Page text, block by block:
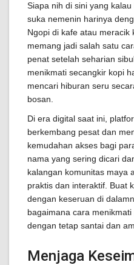
Siapa nih di sini yang
suka nemenin harinya
Ngopi di kafe atau meracik
memang jadi salah satu
penat setelah seharian
menikmati secangkir kopi
mencari hiburan seru
bosan.
Di era digital saat ini,
berkembang pesat dan
kemudahan akses bagi
nama yang sering dicari
kalangan komunitas maya
praktis dan interaktif. Buat
dengan keseruan di
bagaimana cara
dengan tetap santai dan
Menjaga